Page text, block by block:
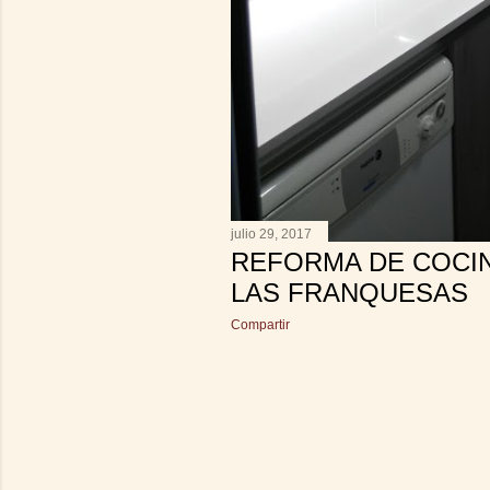
julio 29, 2017
REFORMA DE
LAS FRANQUESAS
Compartir